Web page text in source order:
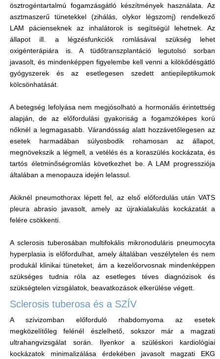
ösztrogéntartalmú fogamzásgátló készítmények használata. Az
asztmaszerű tünetekkel (zihálás, olykor légszomj) rendelkező
LAM pácienseknek az inhalátorok is segítségül lehetnek. Az
állapot ill. a légzésfunkciók romlásával szükség lehet
oxigénterápiára is. A tüdőtranszplantáció legutolsó sorban
javasolt, és mindenképpen figyelembe kell venni a kilökődésgátló
gyógyszerek és az esetlegesen szedett antiepileptikumok
kölcsönhatását.
A betegség lefolyása nem megjósolható a hormonális érintettség
alapján, de az előfordulási gyakoriság a fogamzóképes korú
nőknél a legmagasabb. Várandósság alatt hozzávetőlegesen az
esetek harmadában súlyosbodik rohamosan az állapot,
megnövekszik a légmell, a vetélés és a koraszülés kockázata, és
tartós életminőségromlás következhet be. A LAM progressziója
általában a menopauza idején lelassul.
Akiknél pneumothorax lépett fel, az első előfordulás után VATS
pleura abrasio javasolt, amely az újrakialakulás kockázatát a
felére csökkenti.
A sclerosis tuberosában multifokális mikronoduláris pneumocyta
hyperplasia is előfordulhat, amely általában veszélytelen és nem
produkál klinikai tüneteket, ám a kezelőorvosnak mindenképpen
szükséges tudnia róla az esetleges téves diagnózisok és
szükségtelen vizsgálatok, beavatkozások elkerülése végett.
Sclerosis tuberosa és a SZÍV
A szívizomban előforduló rhabdomyoma az esetek
megközelítőleg felénél észlelhető, sokszor már a magzati
ultrahangvizsgálat során. Ilyenkor a szüléskori kardiológiai
kockázatok minimalizálása érdekében javasolt magzati EKG